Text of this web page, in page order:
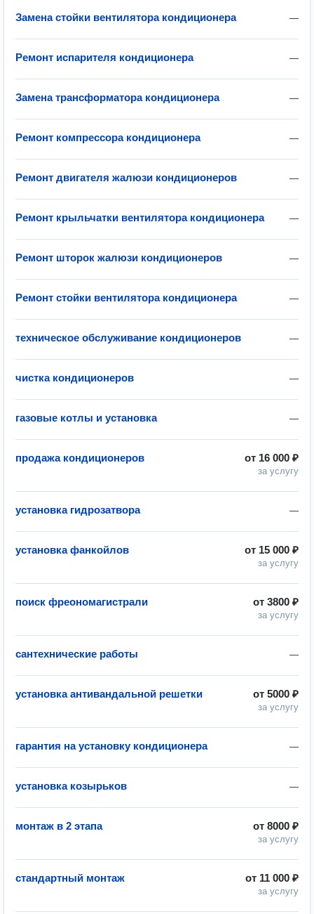
—
Замена стойки вентилятора кондиционера
—
Ремонт испарителя кондиционера
—
Замена трансформатора кондиционера
—
Ремонт компрессора кондиционера
—
Ремонт двигателя жалюзи кондиционеров
—
Ремонт крыльчатки вентилятора кондиционера
—
Ремонт шторок жалюзи кондиционеров
—
Ремонт стойки вентилятора кондиционера
—
техническое обслуживание кондиционеров
—
чистка кондиционеров
—
газовые котлы и установка
от 16 000 ₽
за услугу
продажа кондиционеров
—
установка гидрозатвора
от 15 000 ₽
за услугу
установка фанкойлов
от 3800 ₽
за услугу
поиск фреономагистрали
—
сантехнические работы
от 5000 ₽
за услугу
установка антивандальной решетки
—
гарантия на установку кондиционера
—
установка козырьков
от 8000 ₽
за услугу
монтаж в 2 этапа
от 11 000 ₽
за услугу
стандартный монтаж